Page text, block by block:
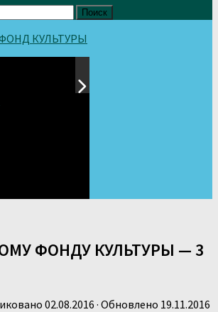
ФОНДУ КУЛЬТУРЫ — 3
02.08.2016 · Обновлено 19.11.2016